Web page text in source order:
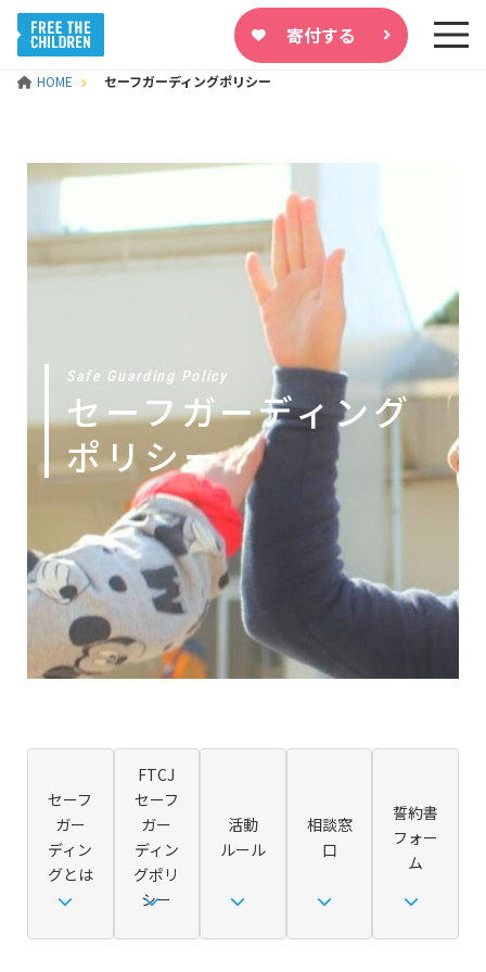
寄付する
HOME セーフガーディングポリシー
Safe Guarding Policy
セーフガーディング
ポリシー
セーフ
ガー
ディン
グとは
FTCJ
セーフ
ガー
ディン
グポリ
シー
活動
ルール
相談窓
口
誓約書
フォー
ム